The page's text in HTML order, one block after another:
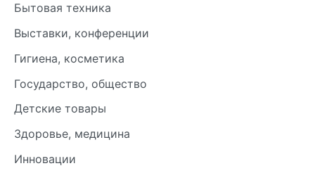
Бытовая техника
Выставки, конференции
Гигиена, косметика
Государство, общество
Детские товары
Здоровье, медицина
Инновации